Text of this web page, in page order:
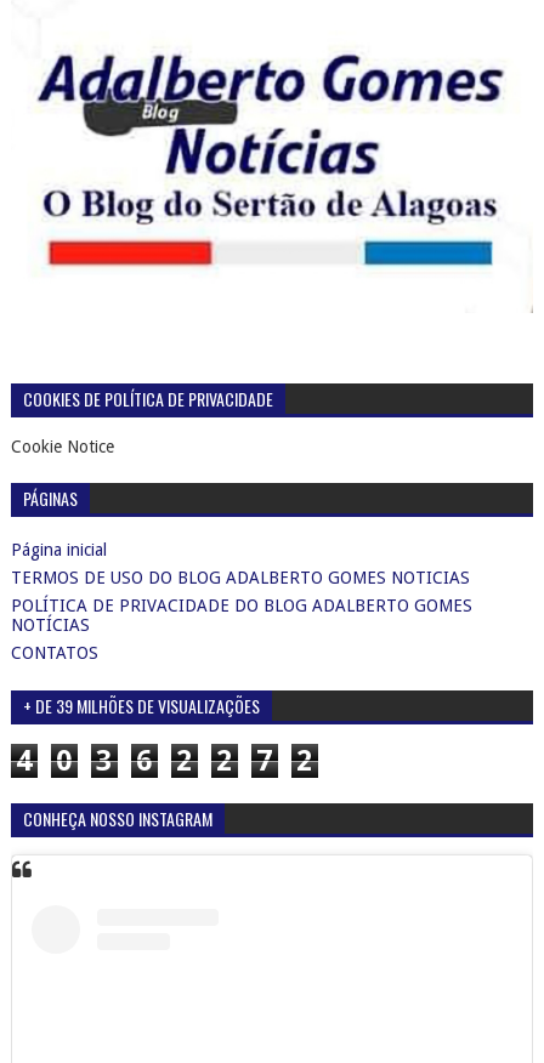
COOKIES DE POLÍTICA DE PRIVACIDADE
Cookie Notice
PÁGINAS
Página inicial
TERMOS DE USO DO BLOG ADALBERTO GOMES NOTICIAS
POLÍTICA DE PRIVACIDADE DO BLOG ADALBERTO GOMES
NOTÍCIAS
CONTATOS
+ DE 39 MILHÕES DE VISUALIZAÇÕES
4 0 3 6 2 2 7 2
CONHEÇA NOSSO INSTAGRAM